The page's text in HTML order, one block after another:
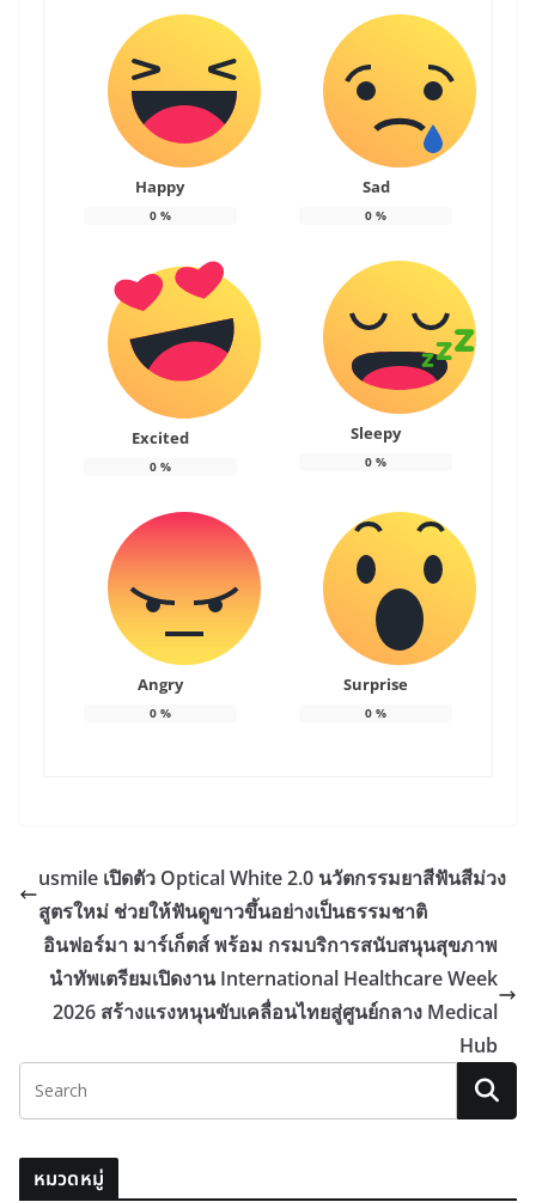
Happy
0%
Sad
0 %
Excited
0%
Sleepy
0 %
Angry
0%
Surprise
0 %
usmile เปิดตัว Optical White 2.0 นวัตกรรมยาสีฟันสีม่วง
สูตรใหม่ ช่วยให้ฟันดูขาวขึ้นอย่างเป็นธรรมชาติ
อินฟอร์มา มาร์เก็ตส์ พร้อม กรมบริการสนับสนุนสุขภาพ
นำทัพเตรียมเปิดงาน International Healthcare Week
2026 สร้างแรงหนุนขับเคลื่อนไทยสู่ศูนย์กลาง Medical
Hub
หมวดหมู่